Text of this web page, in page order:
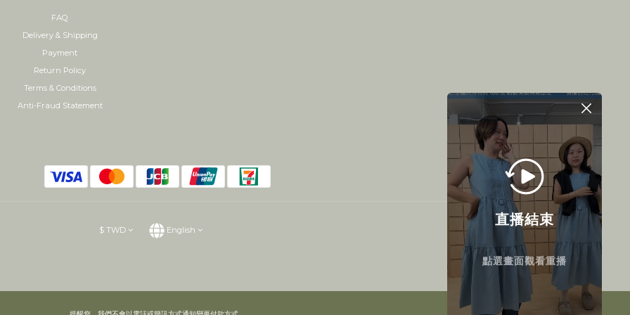
FAQ
Delivery & Shipping
Payment
Return Policy
Terms & Conditions
Anti-Fraud Statement
$ TWD English
直播結束
點選畫面觀看重播